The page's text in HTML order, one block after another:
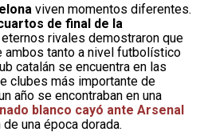
viven momentos diferentes.
de final de la
rivales demostraron que
ambos tanto a nivel futbolístico
catalán se encuentra en las
clubes más importante de
año se encontraban en una
blanco cayó ante Arsenal
una época dorada.